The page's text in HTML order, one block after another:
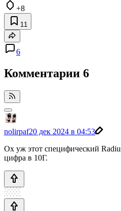
+8
11
6
Комментарии 6
nolirpaf20 дек 2024 в 04:53
Ох уж этот специфический
цифра в 10Г.